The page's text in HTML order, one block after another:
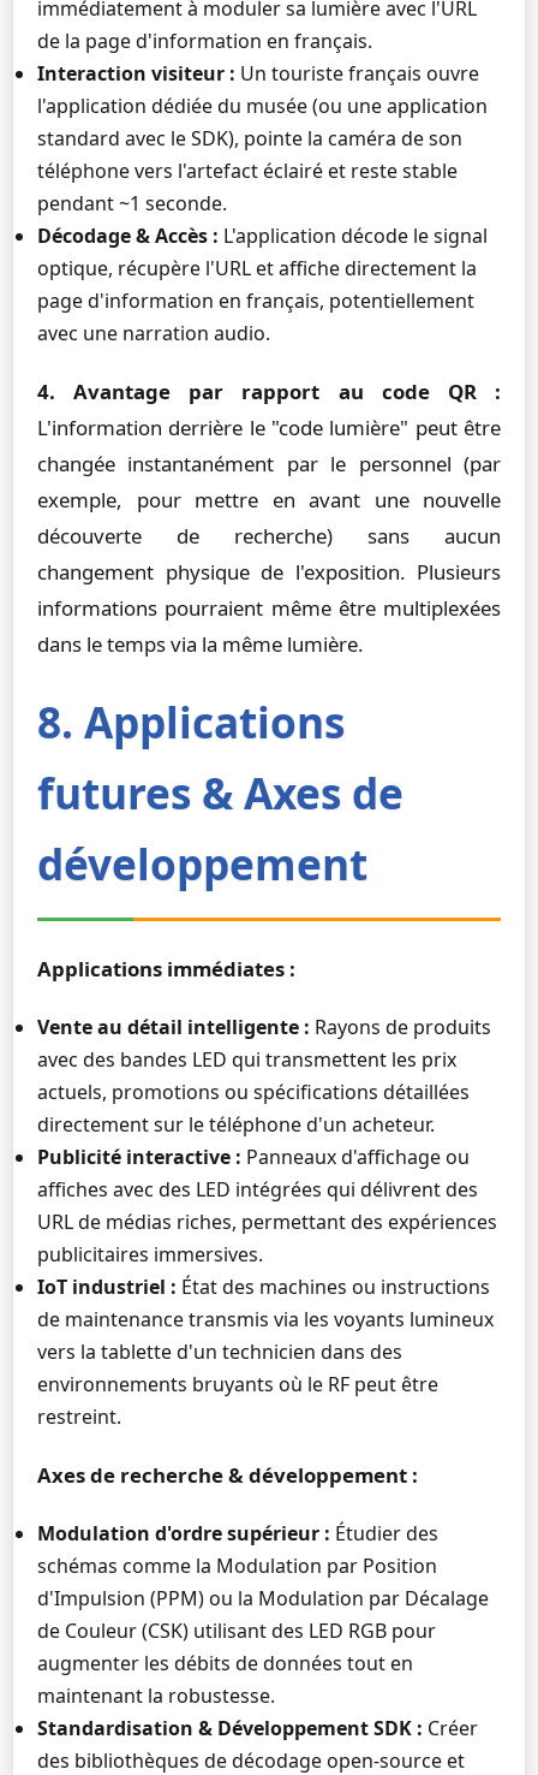
immédiatement à moduler sa lumière avec l'URL
de la page d'information en français.
Interaction visiteur : Un touriste français ouvre
l'application dédiée du musée (ou une application
standard avec le SDK), pointe la caméra de son
téléphone vers l'artefact éclairé et reste stable
pendant ~1 seconde.
Décodage & Accès : L'application décode le signal
optique, récupère l'URL et affiche directement la
page d'information en français, potentiellement
avec une narration audio.
4. Avantage par rapport au code QR :
L'information derrière le "code lumière" peut être
changée instantanément par le personnel (par
exemple, pour mettre en avant une nouvelle
découverte de recherche) sans aucun
changement physique de l'exposition. Plusieurs
informations pourraient même être multiplexées
dans le temps via la même lumière.
8. Applications
futures & Axes de
développement
Applications immédiates :
Vente au détail intelligente : Rayons de produits
avec des bandes LED qui transmettent les prix
actuels, promotions ou spécifications détaillées
directement sur le téléphone d'un acheteur.
Publicité interactive : Panneaux d'affichage ou
affiches avec des LED intégrées qui délivrent des
URL de médias riches, permettant des expériences
publicitaires immersives.
IoT industriel : État des machines ou instructions
de maintenance transmis via les voyants lumineux
vers la tablette d'un technicien dans des
environnements bruyants où le RF peut être
restreint.
Axes de recherche & développement :
Modulation d'ordre supérieur : Étudier des
schémas comme la Modulation par Position
d'Impulsion (PPM) ou la Modulation par Décalage
de Couleur (CSK) utilisant des LED RGB pour
augmenter les débits de données tout en
maintenant la robustesse.
Standardisation & Développement SDK : Créer
des bibliothèques de décodage open-source et